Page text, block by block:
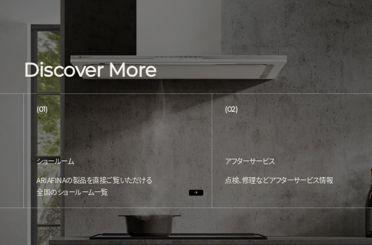
Discover More
(01)
ショールーム
ARIAFINAの製品を直接ご覧いただける
全国のショールーム一覧
(02)
アフターサービス
点検、修理などアフターサービス情報